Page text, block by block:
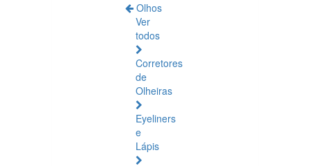
Olhos
Ver
todos
Corretores
de
Olheiras
Eyeliners
e
Lápis